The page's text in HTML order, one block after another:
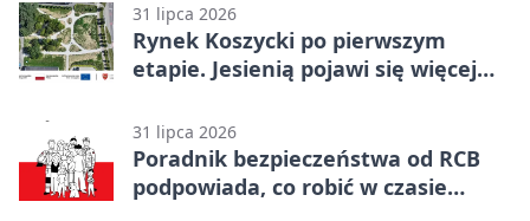
31 lipca 2026
Rynek Koszycki po pierwszym
etapie. Jesienią pojawi się więcej
31 lipca 2026
Poradnik bezpieczeństwa od RCB
podpowiada, co robić w czasie